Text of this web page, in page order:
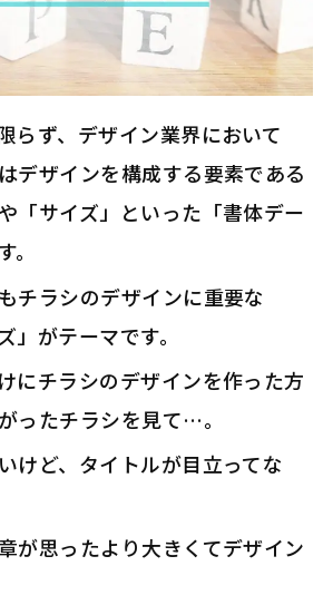
らず、デザイン業界において
デザインを構成する要素である
「サイズ」といった「書体デー
チラシのデザインに重要な
」がテーマです。
にチラシのデザインを作った方
ったチラシを見て…。
けど、タイトルが目立ってな
が思ったより大きくてデザイン